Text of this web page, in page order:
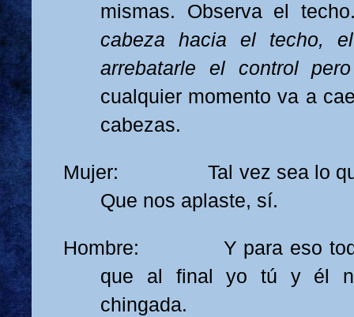
mismas. Observa el
cabeza hacia el techo,
arrebatarle el control
cualquier momento va a
cabezas.
Mujer: Tal vez sea lo que
Que nos aplaste, sí.
Hombre: Y para eso todo
que al final yo tú y él
chingada.